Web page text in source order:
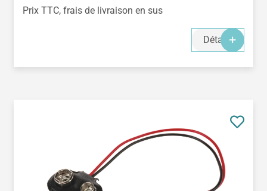
Prix TTC, frais de livraison en sus
Détails